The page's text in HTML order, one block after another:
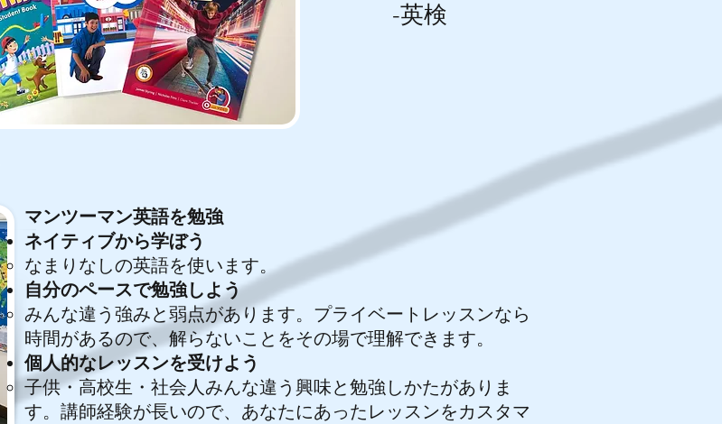
-英検
マンツーマン英語を勉強
ネイティブから学ぼう
​なまりなしの英語を使います。
自分のペースで勉強しよう
​みんな違う強みと弱点があります。プライベートレッスンなら
時間があるので、解らないことをその場で理解できます。
個人的なレッスンを受けよう
​子供・高校生・社会人みんな違う興味と勉強しかたがありま
す。講師経験が長いので、あなたにあったレッスンをカスタマ